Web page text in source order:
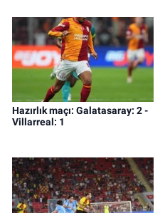
Hazırlık maçı: Galatasaray: 2 -
Villarreal: 1